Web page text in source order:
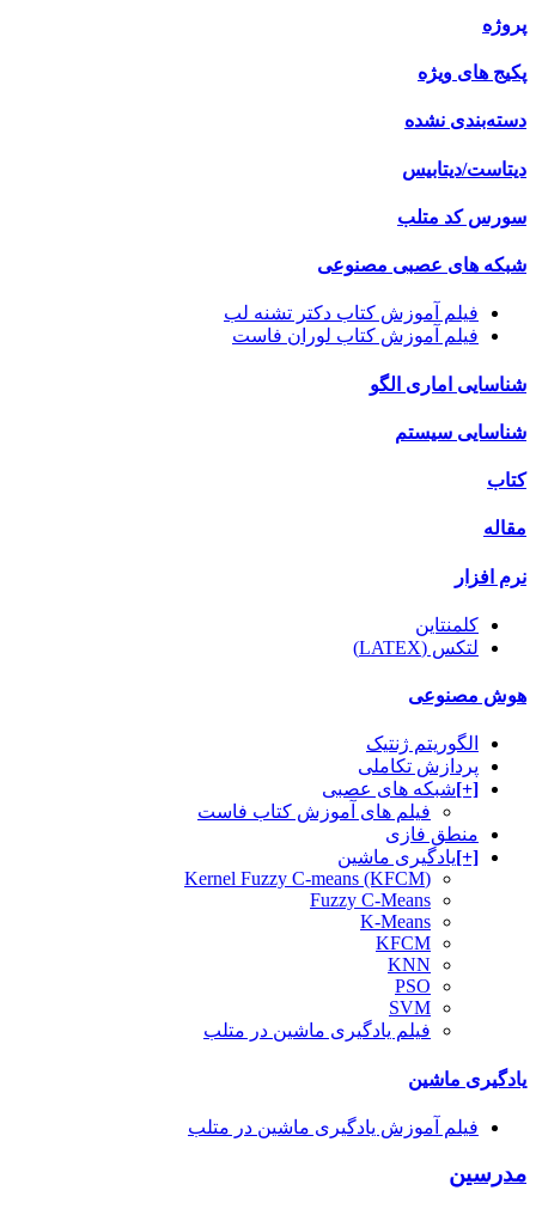
پروژه
پکیج های ویژه
دسته‌بندی نشده
دیتاست/دیتابیس
سورس کد متلب
شبکه های عصبی مصنوعی
فیلم آموزش کتاب دکتر تشنه لب
فیلم آموزش کتاب لوران فاست
شناسایی اماری الگو
شناسایی سیستم
کتاب
مقاله
نرم افزار
کلمنتاین
لتکس (LATEX)
هوش مصنوعی
الگوریتم ژنتیک
پردازش تکاملی
[+] شبکه های عصبی
فیلم های آموزش کتاب فاست
منطق فازی
[+] یادگیری ماشین
(Kernel Fuzzy C-means (KFCM
Fuzzy C-Means
K-Means
KFCM
KNN
PSO
SVM
فیلم یادگیری ماشین در متلب
یادگیری ماشین
فیلم آموزش یادگیری ماشین در متلب
مدرسین